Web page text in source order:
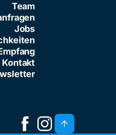
Team
Jobs
Kontakt